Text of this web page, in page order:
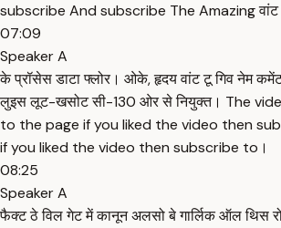
subscribe And subscribe The Amazing
07:09
Speaker A
के प्रॉसेस डाटा फ्लोर। ओके, हृदय वांट टू गिव नेम
लुइस लूट-खसोट सी-130 ओर से नियुक्त। The
to the page if you liked the video then
if you liked the video then subscribe to।
08:25
Speaker A
फैक्ट ठे विल गेट में कानून अलसो बे गार्लिक ऑल थिस